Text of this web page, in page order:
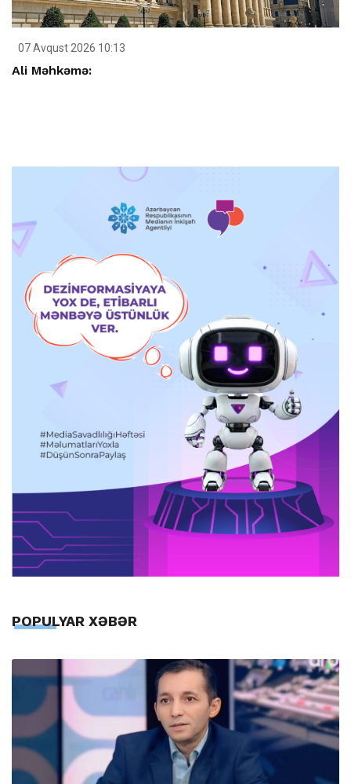
07 Avqust 2026 10:13
Ali Məhkəmə:
POPULYAR XƏBƏR